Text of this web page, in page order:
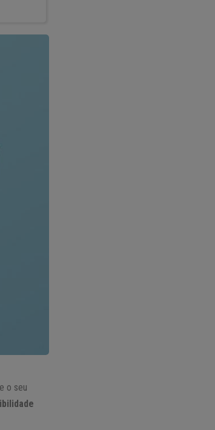
o seu